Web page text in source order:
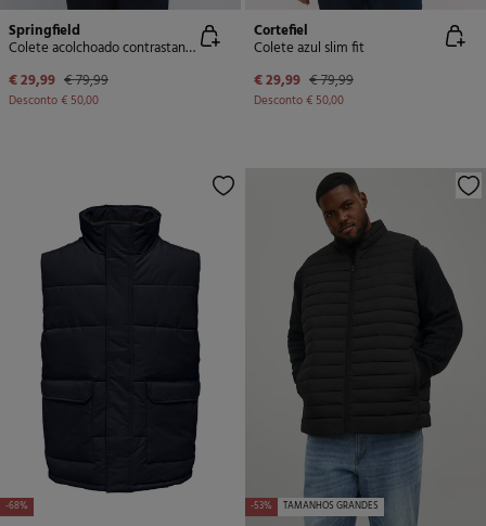
Springfield
Colete acolchoado contrastante
€ 29,99 € 79,99
Desconto€ 50,00
Cortefiel
Colete azul slim fit
€ 29,99 € 79,99
Desconto€ 50,00
-68% -53% TAMANHOS GRANDES